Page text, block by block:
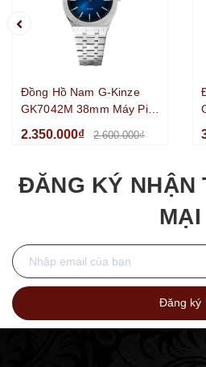
Đồng Hồ Nam G-Kinze
GK7042M 38mm Máy Pin
Sapphire Mặt Xanh
2.350.000₫ 2.600.000₫
ĐĂNG KÝ NHẬN
MẠI
Đăng ký